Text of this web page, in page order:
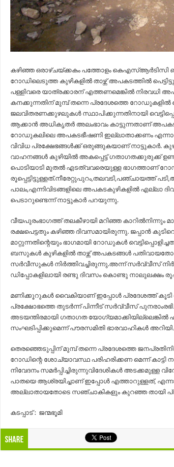
കഴിഞ്ഞ ഒരാഴ്ചയ്ക്കകം പത്തോളം കെഎസ്ആര്‍ടിസി
റോഡിലെടുത്ത കുഴികളില്‍ താഴ്ന്ന് അപകടത്തില്‍
പള്ളിവരെ യാത്രക്കാരന് എത്തണമെങ്കില്‍
കനക്കുന്നതിന് മുമ്പ് തന്നെ പ്രദേശത്തെ റോഡുകളില്‍
ജലവിതരണക്കുഴലുകള്‍ സ്ഥാപിക്കുന്നതിനായി
ആക്കാന്‍ അധികൃതര്‍ അലംഭാവം കാട്ടുന്നതാണ്
റോഡുകലിലെ അപകടഭീഷണി ഇല്ലാതാക്കണം
വിവിധ പ്രക്ഷേഭങ്ങള്‍ക്ക് ഒരുങ്ങുകയാണ് നാട്ടുകാര്‍.
വാഹനങ്ങള്‍ കുഴിയില്‍ അകപ്പെട്ട് ഗതാഗതക്കുരുക്ക്
പൊടിയാടി മുതല്‍ എടത്വവരെയുള്ള ഭാഗത്താണ്
രൂപ്പെട്ടിട്ടുള്ളത്.നീരേറ്റുപുറം,തലവടി,പഞ്ചായത്ത്
പാലം,എന്നിവിടങ്ങളിലെ അപകടകുഴികളില്‍ എല്ലാ
പെടാറുണ്ടെന്ന് നാട്ടുകാര്‍ പറയുന്നു.
വീയപുരംഭാഗത്ത് തലകീഴായി മറിഞ്ഞ
രക്ഷപെട്ടതും കഴിഞ്ഞ ദിവസമായിരുന്നു. ജപ്പാന്‍
മാറ്റുന്നതിന്റെയും ഭാഗമായി റോഡുകള്‍
ബസുകള്‍ കുഴികളില്‍ താഴ്ന്ന് അപകടങ്ങള്‍
സര്‍വീസുകള്‍ നിര്‍ത്തിവച്ചിരുന്നു.അന്ന് സര്‍വ്വീസ്
ഡിപ്പോകളിലായി രണ്ടു ദിവസം കൊണ്ടു നാലുലക്ഷം
മണിക്കൂറുകള്‍ വൈകിയാണ് ഇപ്പോള്‍ പ്രദേശത്ത്
പ്രക്ഷോഭത്തെ തുടര്‍ന്ന് പിന്നീട് സര്‍വ്വീസ്
അടയന്തിരമായി ഗതാഗത
സംഘടിപ്പിക്കുമെന്ന് പൗരസമിതി ഭാരവാഹികള്‍
തെരഞ്ഞെടുപ്പിന് മുമ്പ് തന്നെ പ്രദേശത്തെ
റോഡിന്റെ ശോച്യാവസ്ഥ പരിഹരിക്കണ മെന്ന് കാട്ടി
നിവേദനം സമര്‍പ്പിച്ചിരുന്നുവിദേശികള്‍ അടക്കമുള്ള
പാതയെ ആശ്രയിച്ചാണ് ഇപ്പോള്‍ എത്താറുള്ളത്,
അല്ലാതായതോടെ സഞ്ചാകികളും കുറഞ്ഞ തായി
കടപ്പാട് : ജന്മഭൂമി
Share